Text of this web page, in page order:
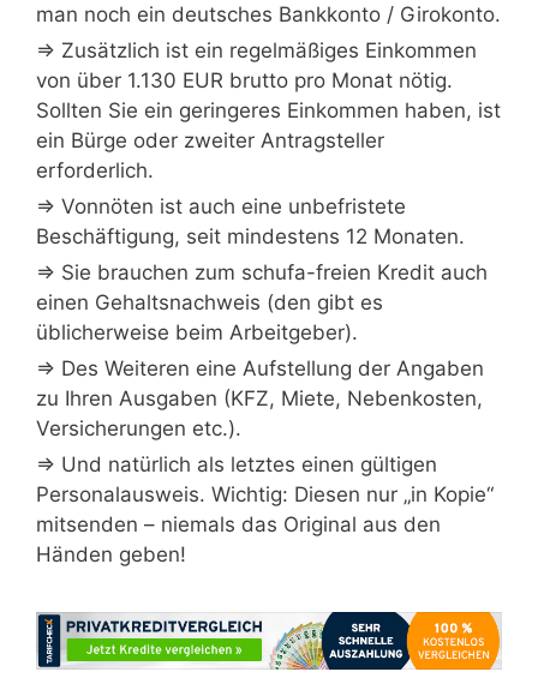
man noch ein deutsches Bankkonto / Girokonto.
⇒ Zusätzlich ist ein regelmäßiges Einkommen
von über 1.130 EUR brutto pro Monat nötig.
Sollten Sie ein geringeres Einkommen haben, ist
ein Bürge oder zweiter Antragsteller
erforderlich.
⇒ Vonnöten ist auch eine unbefristete
Beschäftigung, seit mindestens 12 Monaten.
⇒ Sie brauchen zum schufa-freien Kredit auch
einen Gehaltsnachweis (den gibt es
üblicherweise beim Arbeitgeber).
⇒ Des Weiteren eine Aufstellung der Angaben
zu Ihren Ausgaben (KFZ, Miete, Nebenkosten,
Versicherungen etc.).
⇒ Und natürlich als letztes einen gültigen
Personalausweis. Wichtig: Diesen nur „in Kopie“
mitsenden – niemals das Original aus den
Händen geben!